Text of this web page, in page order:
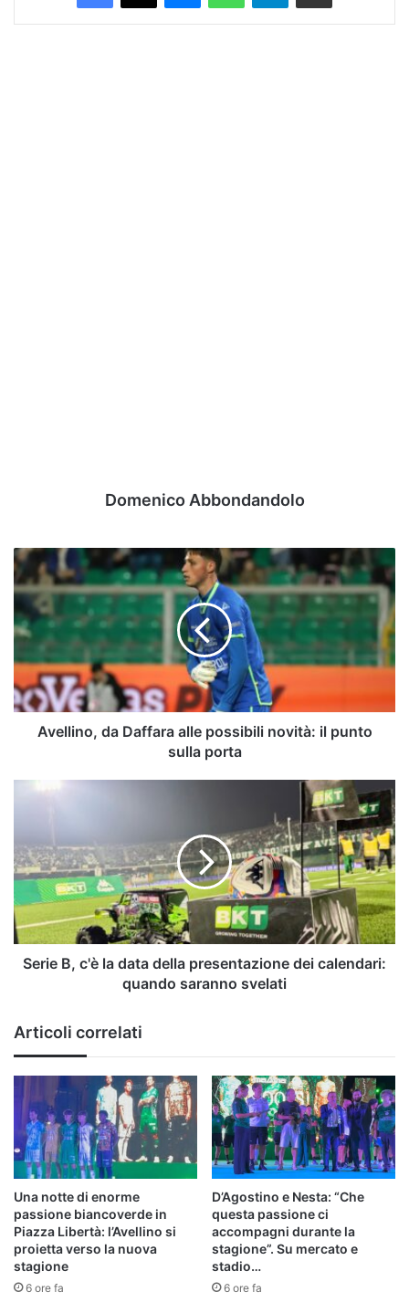
Domenico Abbondandolo
Avellino,
da
Daffara
alle
possibili
punto
sulla
portaAvellino, da Daffara alle possibili novità: il punto
sulla porta
data
della
presentazione
dei
calendari:
quando
Serie B, c'è la data della presentazione dei calendari:
quando saranno svelati
Articoli correlati
Una notte di enorme
passione biancoverde in
Piazza Libertà: l’Avellino si
proietta verso la nuova
stagione
6 ore fa
D’Agostino e Nesta: “Che
questa passione ci
accompagni durante la
stagione”. Su mercato e
stadio…
6 ore fa